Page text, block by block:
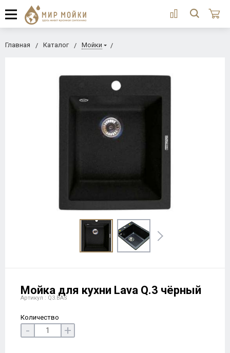
Главная Каталог Мойки
Мойка для кухни Lava Q.3 чёрный
Артикул : Q3.BAS
Количество
- +